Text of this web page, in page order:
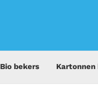
Bio bekers Kartonnen